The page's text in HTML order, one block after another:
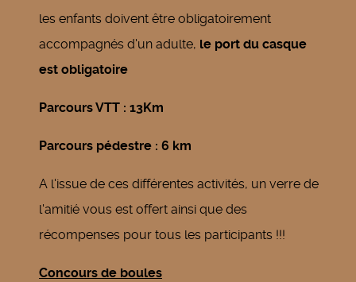
les enfants doivent être obligatoirement
accompagnés d'un adulte, le port du casque
est obligatoire
Parcours VTT : 13Km
Parcours pédestre : 6 km
A l'issue de ces différentes activités, un verre de
l'amitié vous est offert ainsi que des
récompenses pour tous les participants !!!
Concours de boules